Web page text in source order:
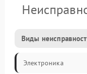
Виды
Электроника